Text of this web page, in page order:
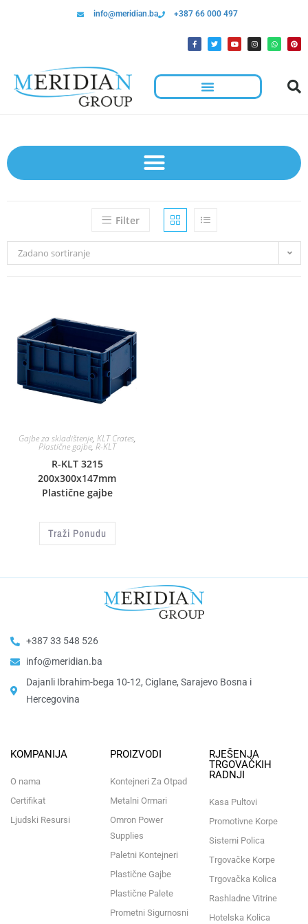
info@meridian.ba +387 66 000 497
Filter
Zadano sortiranje
Gajbe za skladištenje, KLT Crates,
Plastične gajbe,R-KLT
R-KLT 3215
200x300x147mm
Plastične gajbe
Traži Ponudu
+387 33 548 526
info@meridian.ba
Dajanli Ibrahim-bega 10-12, Ciglane, Sarajevo Bosna i
Hercegovina​
KOMPANIJA
O nama
Certifikat
Ljudski Resursi
PROIZVODI
Kontejneri Za Otpad
Metalni Ormari
Omron Power
Supplies
Paletni Kontejneri
Plastične Gajbe
Plastične Palete
Prometni Sigurnosni
RJEŠENJA
TRGOVAČKIH
RADNJI
Kasa Pultovi
Promotivne Korpe
Sistemi Polica
Trgovačke Korpe
Trgovačka Kolica
Rashladne Vitrine
Hotelska Kolica